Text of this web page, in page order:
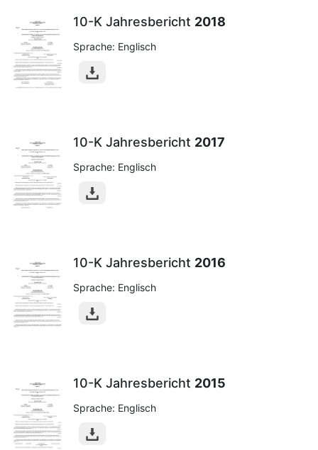
10-K Jahresbericht 2018
Sprache: Englisch
10-K Jahresbericht 2017
Sprache: Englisch
10-K Jahresbericht 2016
Sprache: Englisch
10-K Jahresbericht 2015
Sprache: Englisch